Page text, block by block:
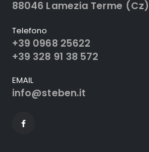
88046 Lamezia Terme (Cz)
Telefono
+39 0968 25622
+39 328 91 38 572
EMAIL
info@steben.it